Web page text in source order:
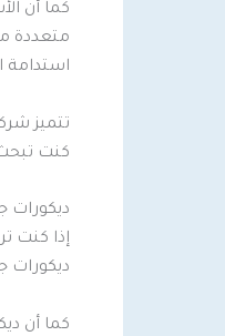
كما أن
متعددة
استدامة
تتميز
كنت
إذا كنت
ديكورات
كما أن